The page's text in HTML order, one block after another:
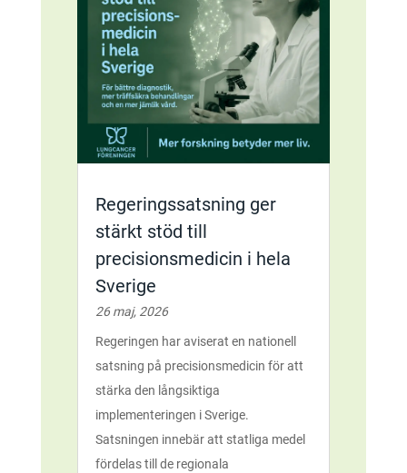
Regeringssatsning ger
stärkt stöd till
precisionsmedicin i hela
Sverige
26 maj, 2026
Regeringen har aviserat en nationell
satsning på precisionsmedicin för att
stärka den långsiktiga
implementeringen i Sverige.
Satsningen innebär att statliga medel
fördelas till de regionala